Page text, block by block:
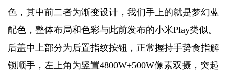
色，其中前二者为渐变设计，我们手上的就是梦幻蓝
配色，整体布局和色彩与此前发布的小米Play类似。
后盖中上部分为后置指纹按钮，正常握持手势食指解
锁顺手，左上角为竖置4800W+500W像素双摄，突起